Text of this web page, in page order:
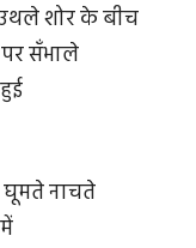
शोर के बीच
सँभाले
नाचते